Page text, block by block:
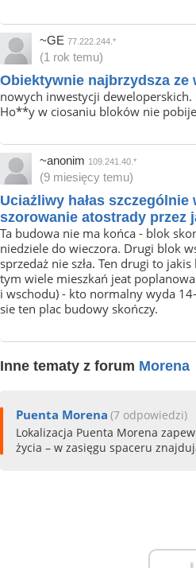
~GE 77.222.244.*
(1 rok temu)
Obiektywnie najbrzydsza ze
nowych inwestycji deweloperskich.
Ho**y w ciosaniu bloków nie
~anonim 109.241.40.*
(9 miesięcy temu)
Uciażliwy hałas szczególnie
szorowanie atostrady przez
Ta budowa nie ma końca - blok
niedziele do wieczora. Drugi blok
sprzedaż nie szła. Ten drugi to
tym wiele mieszkań jeat
i wschodu) - kto normalny wyda
sie ten plac budowy skończy.
Inne tematy z forum Morena
Puenta Morena (7 odpowiedzi)
Lokalizacja Puenta Morena
życia – w zasięgu spaceru